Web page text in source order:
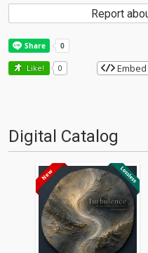
Report
Like! 0 Embed
Digital Catalog